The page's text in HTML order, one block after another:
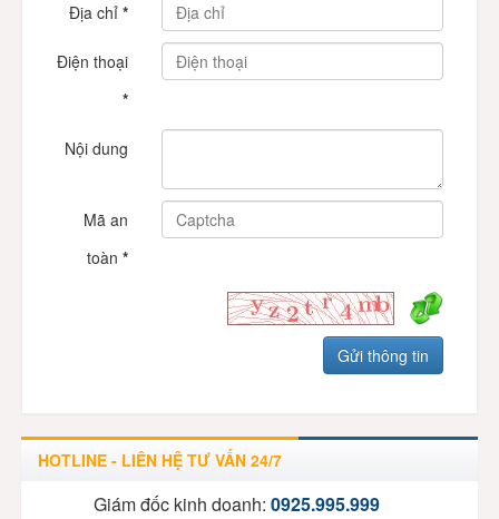
Địa chỉ *
Điện thoại
*
Nội dung
Mã an
toàn *
HOTLINE - LIÊN HỆ TƯ VẤN 24/7
Giám đốc kinh doanh: 0925.995.999